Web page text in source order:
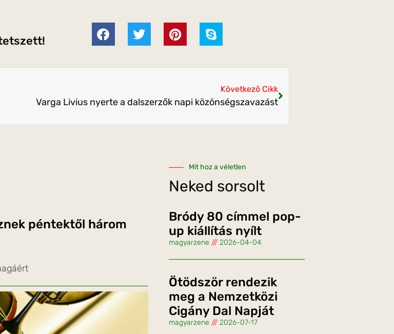
Következő Cikk
Varga Livius nyerte a dalszerzők napi közönségszavazást
péntektől három
Mit hoz a véletlen
Neked sorsolt
Bródy 80 címmel pop-
up kiállítás nyílt
magyarzene 2026-04-04
Ötödször rendezik
meg a Nemzetközi
Cigány Dal Napját
magyarzene 2026-07-17